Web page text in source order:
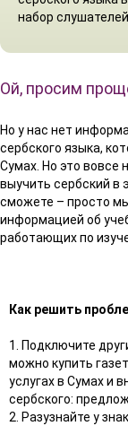
набор слушателей.
Ой, просим
Но у нас нет
сербского языка,
Сумах. Но это вовсе
выучить сербский в
сможете – просто
информацией об
работающих по
Как решить
1. Подключите
можно купить
услугах в Сумах и
сербского:
2. Разузнайте у